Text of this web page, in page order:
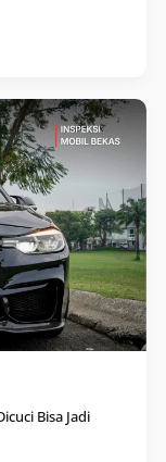
Bisa Jadi